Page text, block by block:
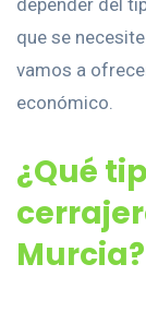
depender del
que se
vamos a
económico.
¿Qué
Murcia?